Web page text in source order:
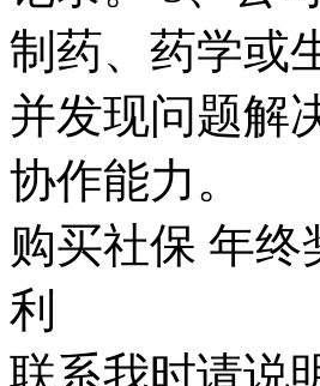
制药、药学或
并发现问题解
协作能力。
购买社保 年终
利
联系我时请说